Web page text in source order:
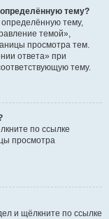
определённую тему?
определённую тему,
темой»,
просмотра тем.
ответа» при
тему.
по ссылке
просмотра
и щёлкните по ссылке